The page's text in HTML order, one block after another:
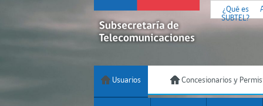
¿Qué es
SUBTEL?
Usuarios Concesionarios y